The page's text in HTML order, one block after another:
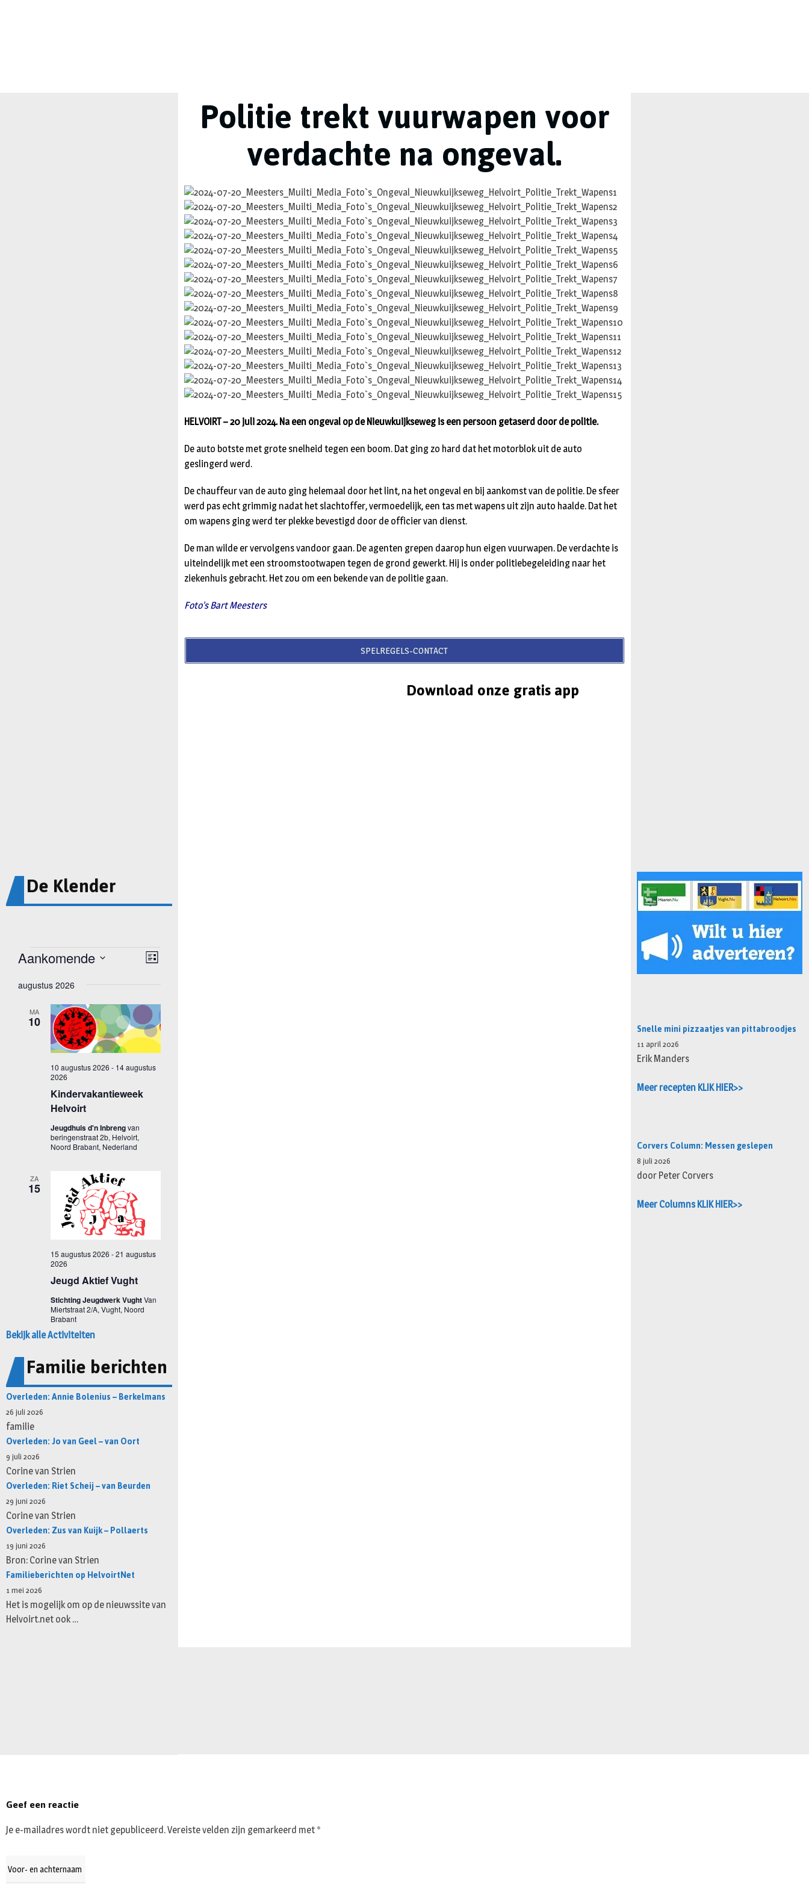
De Klender
Bekijk alle Activiteiten
Familie berichten
Overleden: Annie Bolenius – Berkelmans
26 juli 2026
familie
Overleden: Jo van Geel – van Oort
9 juli 2026
Corine van Strien
Overleden: Riet Scheij – van Beurden
29 juni 2026
Corine van Strien
Overleden: Zus van Kuijk – Pollaerts
19 juni 2026
Bron: Corine van Strien
Familieberichten op HelvoirtNet
1 mei 2026
Het is mogelijk om op de nieuwssite van
Helvoirt.net ook …
Politie trekt vuurwapen voor
verdachte na ongeval.
HELVOIRT – 20 juli 2024. Na een ongeval op de Nieuwkuijkseweg is een persoon getaserd door de politie.
De auto botste met grote snelheid tegen een boom. Dat ging zo hard dat het motorblok uit de auto
geslingerd werd.
De chauffeur van de auto ging helemaal door het lint, na het ongeval en bij aankomst van de politie. De sfeer
werd pas echt grimmig nadat het slachtoffer, vermoedelijk, een tas met wapens uit zijn auto haalde. Dat het
om wapens ging werd ter plekke bevestigd door de officier van dienst.
De man wilde er vervolgens vandoor gaan. De agenten grepen daarop hun eigen vuurwapen. De verdachte is
uiteindelijk met een stroomstootwapen tegen de grond gewerkt. Hij is onder politiebegeleiding naar het
ziekenhuis gebracht. Het zou om een bekende van de politie gaan.
Foto’s Bart Meesters
SPELREGELS-CONTACT
Download onze gratis app
Snelle mini pizzaatjes van pittabroodjes
11 april 2026
Erik Manders
Meer recepten KLIK HIER>>
Corvers Column: Messen geslepen
8 juli 2026
door Peter Corvers
Meer Columns KLIK HIER>>
Geef een reactie
Je e-mailadres wordt niet gepubliceerd.Vereiste velden zijn gemarkeerd met *